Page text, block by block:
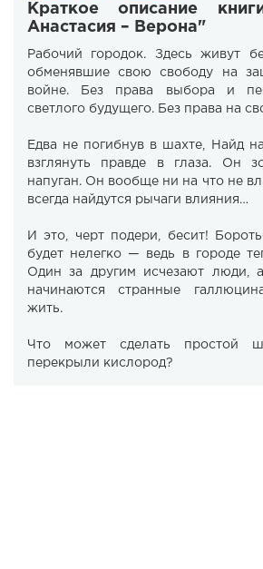
Краткое описание
Анастасия – Верона"
Рабочий городок. Здесь живут
обменявшие свою свободу на
войне. Без права выбора и
светлого будущего. Без права на
Едва не погибнув в шахте, Найд
взглянуть правде в глаза. Он
напуган. Он вообще ни на что не
всегда найдутся рычаги влияния…
И это, черт подери, бесит!
будет нелегко — ведь в городе
Один за другим исчезают люди,
начинаются странные
жить.
Что может сделать простой
перекрыли кислород?